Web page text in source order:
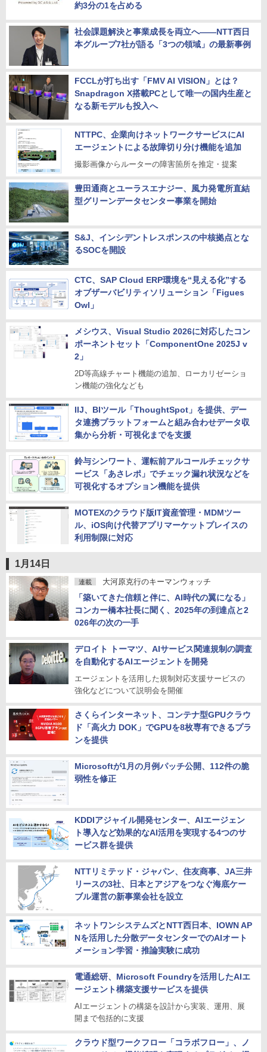
約3分の1を占める
社会課題解決と事業成長を両立へ――NTT西日
本グループ7社が語る「3つの領域」の最新事例
FCCLが打ち出す「FMV AI VISION」とは？
Snapdragon X搭載PCとして唯一の国内生産と
なる新モデルも投入へ
NTTPC、企業向けネットワークサービスにAI
エージェントによる故障切り分け機能を追加
撮影画像からルーターの障害箇所を推定・提案
豊田通商とユーラスエナジー、風力発電所直結
型グリーンデータセンター事業を開始
S&J、インシデントレスポンスの中核拠点とな
るSOCを開設
CTC、SAP Cloud ERP環境を“見える化”する
オブザーバビリティソリューション「Figues
Owl」
メシウス、Visual Studio 2026に対応したコン
ポーネントセット「ComponentOne 2025J v
2」
2D等高線チャート機能の追加、ローカリゼーショ
ン機能の強化なども
IIJ、BIツール「ThoughtSpot」を提供、デー
タ連携プラットフォームと組み合わせデータ収
集から分析・可視化までを支援
鈴与シンワート、運転前アルコールチェックサ
ービス「あさレポ」でチェック漏れ状況などを
可視化するオプション機能を提供
MOTEXのクラウド版IT資産管理・MDMツー
ル、iOS向け代替アプリマーケットプレイスの
利用制限に対応
1月14日
連載 大河原克行のキーマンウォッチ
「築いてきた信頼と伴に、AI時代の翼になる」
コンカー橋本社長に聞く、2025年の到達点と2
026年の次の一手
デロイト トーマツ、AIサービス関連規制の調査
を自動化するAIエージェントを開発
エージェントを活用した規制対応支援サービスの
強化などについて説明会を開催
さくらインターネット、コンテナ型GPUクラウ
ド「高火力 DOK」でGPUを8枚専有できるプラ
ンを提供
Microsoftが1月の月例パッチ公開、112件の脆
弱性を修正
KDDIアジャイル開発センター、AIエージェン
ト導入など効果的なAI活用を実現する4つのサ
ービス群を提供
NTTリミテッド・ジャパン、住友商事、JA三井
リースの3社、日本とアジアをつなぐ海底ケー
ブル運営の新事業会社を設立
ネットワンシステムズとNTT西日本、IOWN AP
Nを活用した分散データセンターでのAIオート
メーション学習・推論実験に成功
電通総研、Microsoft Foundryを活用したAIエ
ージェント構築支援サービスを提供
AIエージェントの構築を設計から実装、運用、展
開まで包括的に支援
クラウド型ワークフロー「コラボフロー」、ノ